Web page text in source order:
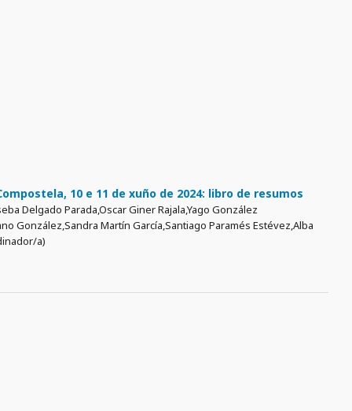
10 e 11 de xuño de 2024: libro de resumos
Delgado Parada,Oscar Giner Rajala,Yago González
González,Sandra Martín García,Santiago Paramés Estévez,Alba
a)